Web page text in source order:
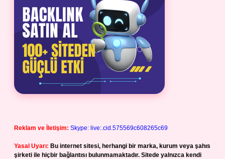
Reklam ve İletişim: Skype: live:.cid.575569c608265c69
Yasal Uyarı: Bu internet sitesi, herhangi bir marka, kurum veya şahıs
şirketi ile hiçbir bağlantısı bulunmamaktadır. Sitede yalnızca kendi